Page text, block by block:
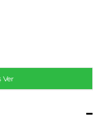
Ver